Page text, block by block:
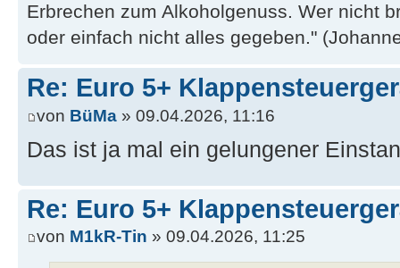
Erbrechen zum Alkoholgenuss. Wer nicht
oder einfach nicht alles gegeben."
Re: Euro 5+
von BüMa » 09.04.2026, 11:16
Das ist ja mal ein gelungener
Re: Euro 5+
von M1kR-Tin » 09.04.2026, 11:25